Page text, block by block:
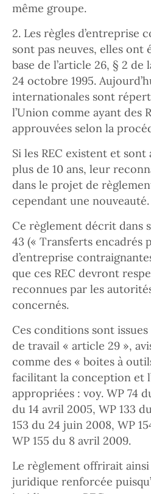
même groupe.
2. Les règles d’entreprise
sont pas neuves, elles ont
base de l’article 26, § 2
24 octobre 1995.
internationales sont
l’Union comme ayant des
approuvées selon la
Si les REC existent et
plus de 10 ans, leur
dans le projet de
cependant une nouveauté.
Ce règlement décrit dans
43 (« Transferts encadrés
d’entreprise
que ces REC devront
reconnues par les
concernés.
Ces conditions sont
de travail « article 29 »,
comme des « boites à
facilitant la conception et
appropriées : voy. WP 74
du 14 avril 2005, WP 133
153 du 24 juin 2008, WP
WP 155 du 8 avril 2009.
Le règlement offrirait
juridique renforcée